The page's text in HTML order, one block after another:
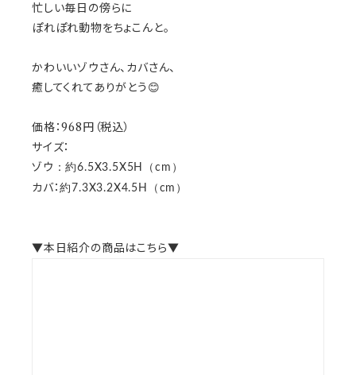
忙しい毎日の傍らに
ぽれぽれ動物をちょこんと。
かわいいゾウさん、カバさん、
癒してくれてありがとう😊
価格：968円（税込）
サイズ：
ゾウ ：約6.5X3.5X5H（cm）
カバ：約7.3X3.2X4.5H（cm）
▼本日紹介の商品はこちら▼